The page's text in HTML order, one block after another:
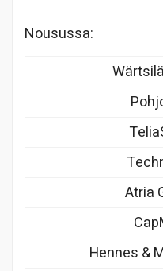
Nousussa:
Atria
Hennes &